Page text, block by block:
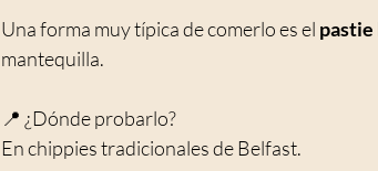
Una forma muy típica de comerlo es el pastie
mantequilla.
📍 ¿Dónde probarlo?
En chippies tradicionales de Belfast.